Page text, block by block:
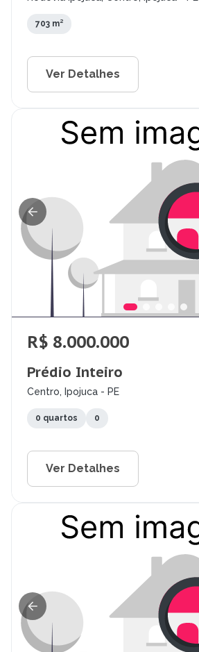
703 m²
Ver Detalhes
R$ 8.000.000
Prédio Inteiro
Centro, Ipojuca - PE
0 quartos 0
Ver Detalhes